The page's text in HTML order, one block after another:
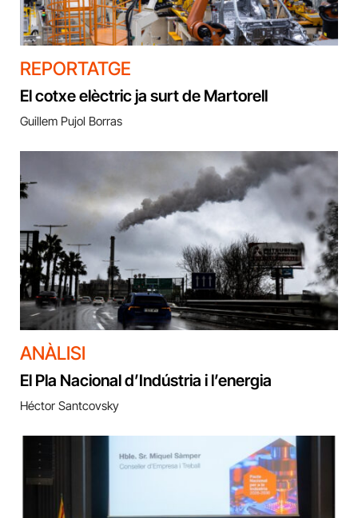
REPORTATGE
El cotxe elèctric ja surt de Martorell
Guillem Pujol Borras
ANÀLISI
El Pla Nacional d’Indústria i l’energia
Héctor Santcovsky